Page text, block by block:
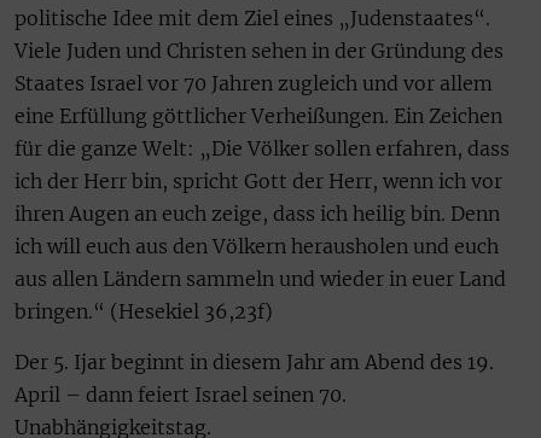
politische Idee mit dem Ziel eines „Judenstaates“.
Viele Juden und Christen sehen in der Gründung des
Staates Israel vor 70 Jahren zugleich und vor allem
eine Erfüllung göttlicher Verheißungen. Ein Zeichen
für die ganze Welt: „Die Völker sollen erfahren, dass
ich der Herr bin, spricht Gott der Herr, wenn ich vor
ihren Augen an euch zeige, dass ich heilig bin. Denn
ich will euch aus den Völkern herausholen und euch
aus allen Ländern sammeln und wieder in euer Land
bringen.“ (Hesekiel 36,23f)
Der 5. Ijar beginnt in diesem Jahr am Abend des 19.
April – dann feiert Israel seinen 70.
Unabhängigkeitstag.